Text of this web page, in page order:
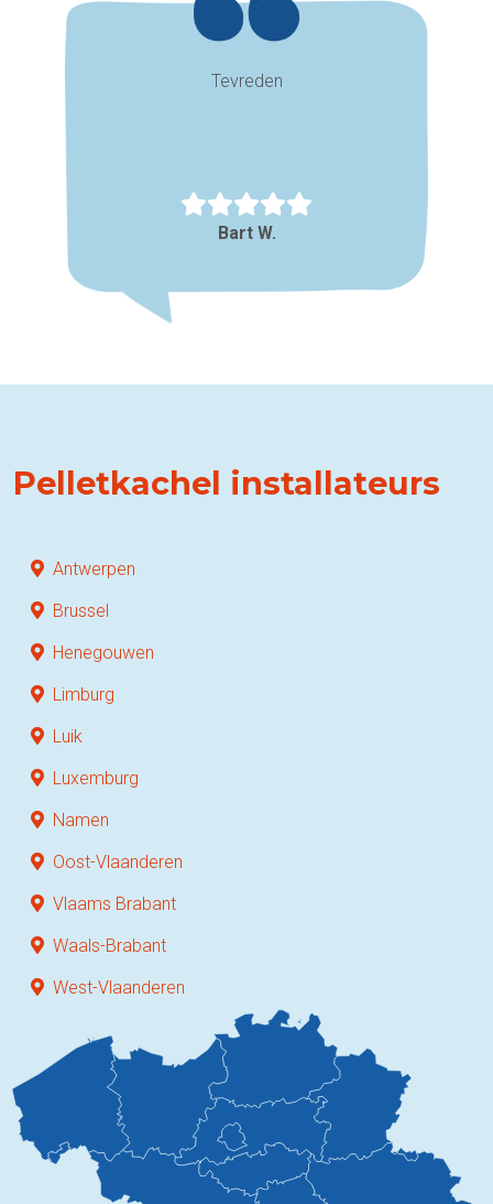
Tevreden
Bart W.
Pelletkachel installateurs
Antwerpen
Brussel
Henegouwen
Limburg
Luik
Luxemburg
Namen
Oost-Vlaanderen
Vlaams Brabant
Waals-Brabant
West-Vlaanderen